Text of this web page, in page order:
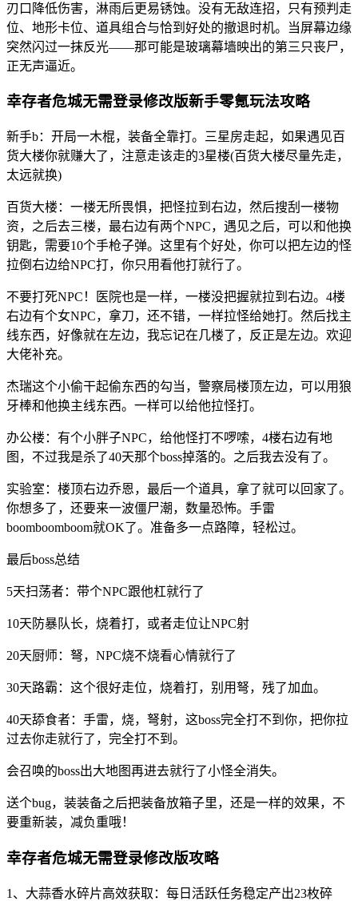
刃口降低伤害，淋雨后更易锈蚀。没有无敌连招，只有预判走
位、地形卡位、道具组合与恰到好处的撤退时机。当屏幕边缘
突然闪过一抹反光——那可能是玻璃幕墙映出的第三只丧尸，
正无声逼近。
幸存者危城无需登录修改版新手零氪玩法攻略
新手b：开局一木棍，装备全靠打。三星房走起，如果遇见百
货大楼你就赚大了，注意走该走的3星楼(百货大楼尽量先走，
太远就换)
百货大楼：一楼无所畏惧，把怪拉到右边，然后搜刮一楼物
资，之后去三楼，最右边有两个NPC，遇见之后，可以和他换
钥匙，需要10个手枪子弹。这里有个好处，你可以把左边的怪
拉倒右边给NPC打，你只用看他打就行了。
不要打死NPC！医院也是一样，一楼没把握就拉到右边。4楼
右边有个女NPC，拿刀，还不错，一样拉怪给她打。然后找主
线东西，好像就在左边，我忘记在几楼了，反正是左边。欢迎
大佬补充。
杰瑞这个小偷干起偷东西的勾当，警察局楼顶左边，可以用狼
牙棒和他换主线东西。一样可以给他拉怪打。
办公楼：有个小胖子NPC，给他怪打不啰嗦，4楼右边有地
图，不过我是杀了40天那个boss掉落的。之后我去没有了。
实验室：楼顶右边乔恩，最后一个道具，拿了就可以回家了。
你想多了，还要来一波僵尸潮，数量恐怖。手雷
boomboomboom就OK了。准备多一点路障，轻松过。
最后boss总结
5天扫荡者：带个NPC跟他杠就行了
10天防暴队长，烧着打，或者走位让NPC射
20天厨师：弩，NPC烧不烧看心情就行了
30天路霸：这个很好走位，烧着打，别用弩，残了加血。
40天舔食者：手雷，烧，弩射，这boss完全打不到你，把你拉
过去你走就行了，完全打不到。
会召唤的boss出大地图再进去就行了小怪全消失。
送个bug，装装备之后把装备放箱子里，还是一样的效果，不
要重新装，减负重哦！
幸存者危城无需登录修改版攻略
1、大蒜香水碎片高效获取：每日活跃任务稳定产出23枚碎